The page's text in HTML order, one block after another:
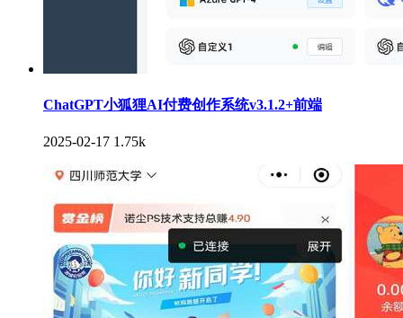
ChatGPT小狐狸AI付费创作系统v3.1.2+前端
2025-02-17 1.75k